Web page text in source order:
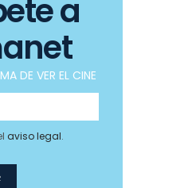
a
DE VER EL CINE
aviso legal.